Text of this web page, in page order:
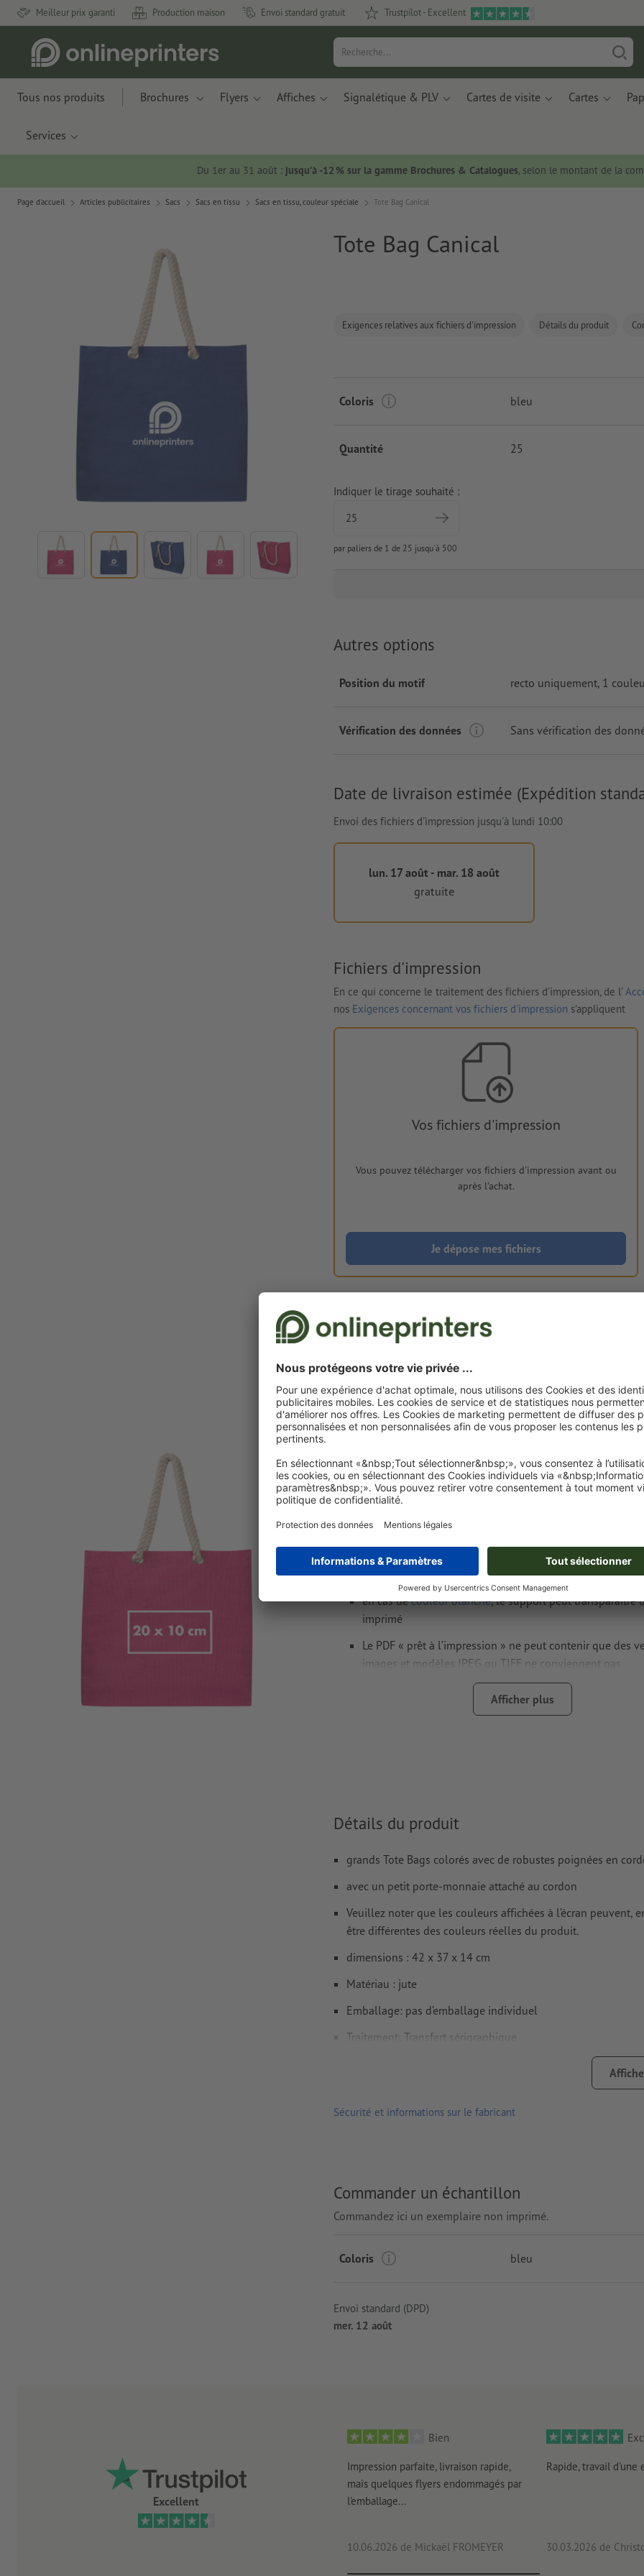
Meilleur prix garanti Production maison Envoi standard gratuit Trustpilot - Excellent
Tous nos produits Brochures Flyers Affiches Signalétique & PLV Cartes de visite Cartes
Services
Du 1er au 31 août : jusqu’à -12 % sur la gamme Brochures & Catalogues, selon le montant de la
Page d'accueil Articles publicitaires Sacs Sacs en tissu Sacs en tissu, couleur spéciale Tote Bag Canical
Tote Bag Canical
Exigences relatives aux fichiers d'impression Détails du produit
Coloris bleu
Quantité 25
Indiquer le tirage souhaité :
par paliers de 1 de 25 jusqu'à 500
Autres options
Position du motif recto uniquement, 1
Vérification des données Sans vérification des
Date de livraison estimée (Expédition
Envoi des fichiers d'impression jusqu'à lundi 10:00
lun. 17 août - mar. 18 août
gratuite
Fichiers d'impression
En ce qui concerne le traitement des fichiers d'impression, de l'
nos Exigences concernant vos fichiers d'impression s'appliquent
Vos fichiers d'impression
Vous pouvez télécharger vos fichiers d'impression avant ou
après l'achat.
Je dépose mes fichiers
Livraison approx. :
lun. 17 août - mar. 18 août
Poids: env.9,8 kg
Exigences relatives aux fichiers
Canical
Format de données
Particularités lors de la création des données d'impression :
le produit peut être imprimé avec unecouleur spéciale
Pantone FORMULA GUIDE Uncoated, sauf couleurs
en cas decouleur blanche, le support peut transparaître
imprimé
Le PDF « prêt à l’impression » ne peut contenir que des
images et modèles JPEG ou TIFF ne conviennent pas
Vous trouverez de plus amples informations et conseils
dans notre espace Aide / F.A.Q.
Afficher plus
Détails du produit
grands Tote Bags colorés avec de robustes poignées en
avec un petit porte-monnaie attaché au cordon
Veuillez noter que les couleurs affichées à l’écran peuvent,
être différentes des couleurs réelles du produit.
dimensions : 42 x 37 x 14 cm
Matériau : jute
Emballage: pas d’emballage individuel
Traitement: Transfert sérigraphique
Sécurité et informations sur le fabricant
Commander un échantillon
Commandez ici un exemplaire non imprimé.
Coloris bleu
Envoi standard (DPD)
mer. 12 août
Excellent
Bien
Impression parfaite, livraison rapide,
mais quelques flyers endommagés par
l'emballage...
10.06.2026 de Mickaël FROMEYER
Rapide, travail
30.03.2026 de